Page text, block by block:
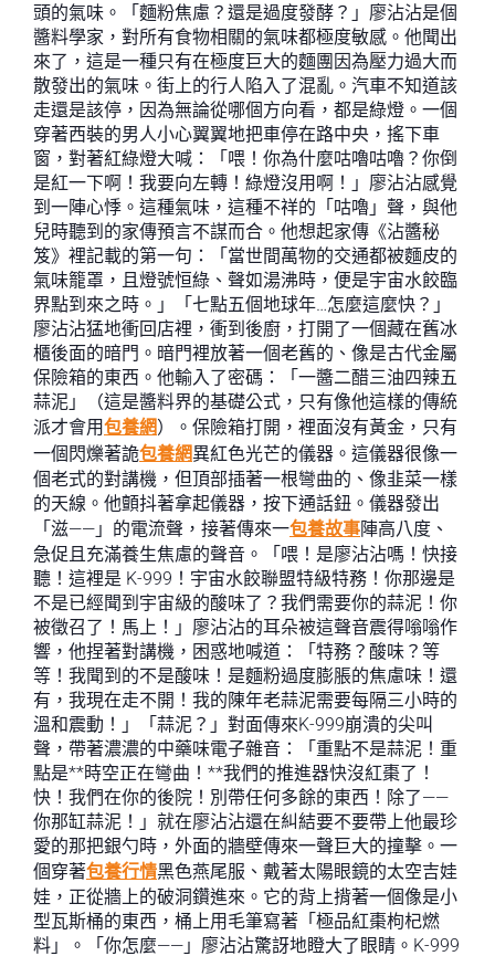
頭的氣味。「麵粉焦慮？還是過度發酵？」廖沾沾是個
醬料學家，對所有食物相關的氣味都極度敏感。他聞出
來了，這是一種只有在極度巨大的麵團因為壓力過大而
散發出的氣味。街上的行人陷入了混亂。汽車不知道該
走還是該停，因為無論從哪個方向看，都是綠燈。一個
穿著西裝的男人小心翼翼地把車停在路中央，搖下車
窗，對著紅綠燈大喊：「喂！你為什麼咕嚕咕嚕？你倒
是紅一下啊！我要向左轉！綠燈沒用啊！」廖沾沾感覺
到一陣心悸。這種氣味，這種不祥的「咕嚕」聲，與他
兒時聽到的家傳預言不謀而合。他想起家傳《沾醬秘
笈》裡記載的第一句：「當世間萬物的交通都被麵皮的
氣味籠罩，且燈號恒綠、聲如湯沸時，便是宇宙水餃臨
界點到來之時。」「七點五個地球年…怎麼這麼快？」
廖沾沾猛地衝回店裡，衝到後廚，打開了一個藏在舊冰
櫃後面的暗門。暗門裡放著一個老舊的、像是古代金屬
保險箱的東西。他輸入了密碼：「一醬二醋三油四辣五
蒜泥」（這是醬料界的基礎公式，只有像他這樣的傳統
派才會用包養網）。保險箱打開，裡面沒有黃金，只有
一個閃爍著詭包養網異紅色光芒的儀器。這儀器很像一
個老式的對講機，但頂部插著一根彎曲的、像韭菜一樣
的天線。他顫抖著拿起儀器，按下通話鈕。儀器發出
「滋——」的電流聲，接著傳來一包養故事陣高八度、
急促且充滿養生焦慮的聲音。「喂！是廖沾沾嗎！快接
聽！這裡是 K-999！宇宙水餃聯盟特級特務！你那邊是
不是已經聞到宇宙級的酸味了？我們需要你的蒜泥！你
被徵召了！馬上！」廖沾沾的耳朵被這聲音震得嗡嗡作
響，他捏著對講機，困惑地喊道：「特務？酸味？等
等！我聞到的不是酸味！是麵粉過度膨脹的焦慮味！還
有，我現在走不開！我的陳年老蒜泥需要每隔三小時的
溫和震動！」「蒜泥？」對面傳來K-999崩潰的尖叫
聲，帶著濃濃的中藥味電子雜音：「重點不是蒜泥！重
點是**時空正在彎曲！**我們的推進器快沒紅棗了！
快！我們在你的後院！別帶任何多餘的東西！除了——
你那缸蒜泥！」就在廖沾沾還在糾結要不要帶上他最珍
愛的那把銀勺時，外面的牆壁傳來一聲巨大的撞擊。一
個穿著包養行情黑色燕尾服、戴著太陽眼鏡的太空吉娃
娃，正從牆上的破洞鑽進來。它的背上揹著一個像是小
型瓦斯桶的東西，桶上用毛筆寫著「極品紅棗枸杞燃
料」。「你怎麼——」廖沾沾驚訝地瞪大了眼睛。K-999